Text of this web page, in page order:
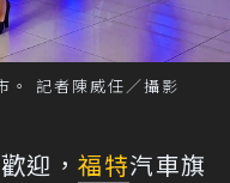
記者陳威任／攝影
迎， 福特汽車旗